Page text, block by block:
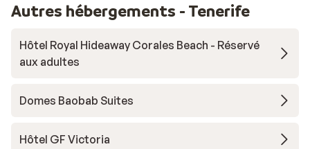
Autres hébergements - Tenerife
Hôtel Royal Hideaway Corales Beach - Réservé
aux adultes
Domes Baobab Suites
Hôtel GF Victoria